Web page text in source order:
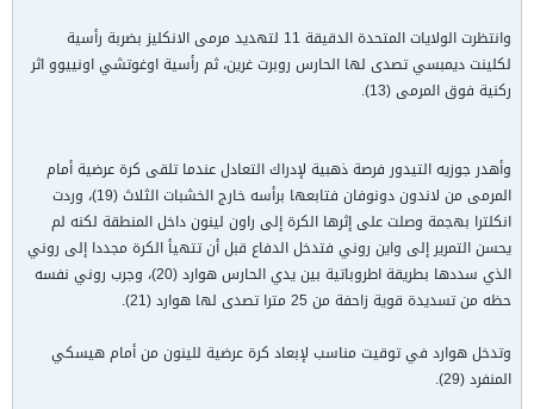
وانتظرت الولايات المتحدة الدقيقة 11 لتهديد مرمى الانكليز بضربة رأسية
لكلينت ديمبسي تصدى لها الحارس روبرت غرين، ثم رأسية اوغوتشي اونييوو اثر
ركنية فوق المرمى (13).
وأهدر جوزيه التيدور فرصة ذهبية لإدراك التعادل عندما تلقى كرة عرضية أمام
المرمى من لاندون دونوفان فتابعها برأسه خارج الخشبات الثلاث (19)، وردت
انكلترا بهجمة وصلت على إثرها الكرة إلى راون لينون داخل المنطقة لكنه لم
يحسن التمرير إلى واين روني فتدخل الدفاع قبل أن تتهيأ الكرة مجددا إلى روني
الذي سددها بطريقة اطروباتية بين يدي الحارس هوارد (20)، وجرب روني نفسه
حظه من تسديدة قوية زاحفة من 25 مترا تصدى لها هوارد (21).
وتدخل هوارد في توقيت مناسب لإبعاد كرة عرضية للينون من أمام هيسكي
المنفرد (29).